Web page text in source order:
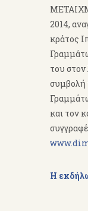
2014,
κράτος
του στον
συμβολή
και τον
Η